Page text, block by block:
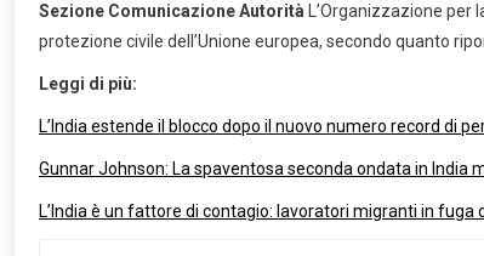
Sezione Comunicazione Autorità L’Organizzazione
protezione civile dell’Unione europea, secondo quanto
Leggi di più:
L’India estende il blocco dopo il nuovo numero record di
Gunnar Johnson: La spaventosa seconda ondata in India
L’India è un fattore di contagio: lavoratori migranti in fuga